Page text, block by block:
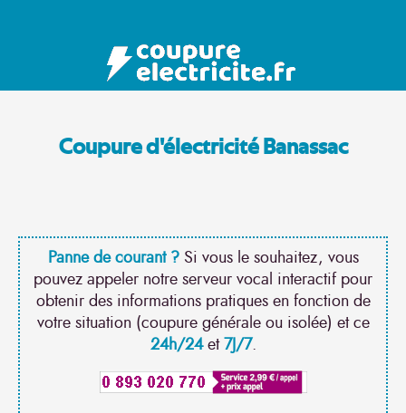
Coupure d'électricité Banassac
Panne de courant ?Si vous le souhaitez, vous
pouvez appeler notre serveur vocal interactif pour
obtenir des informations pratiques en fonction de
votre situation (coupure générale ou isolée) et ce
24h/24et7J/7.